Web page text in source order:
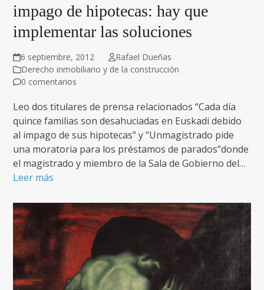
impago de hipotecas: hay que
implementar las soluciones
6 septiembre, 2012
Rafael Dueñas
Derecho inmobiliario y de la construcción
0 comentarios
Leo dos titulares de prensa relacionados “Cada día
quince familias son desahuciadas en Euskadi debido
al impago de sus hipotecas” y “Unmagistrado pide
una moratoria para los préstamos de parados”donde
el magistrado y miembro de la Sala de Gobierno del…
Leer más